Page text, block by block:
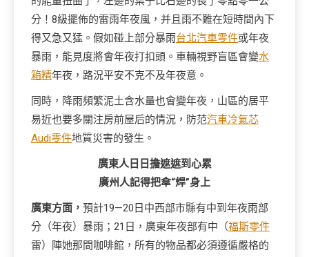
分！8級擺佈的雷雨年夜風，并且雨不難在短時間內下
得又急又猛。假如碰上部分暴雨台北汽車零件或年夜
暴雨，能見度將會年夜打扣頭。車輛視野盲區會變水
箱精年夜，路況平安不克不及年夜意。
同時，降雨頻繁泥土含水量也會變年夜，山區的居平
易近也要多關注房前屋后的情況，防范汽車冷氣芯
Audi零件地質災害的發生。
廣東人日日擔遮遮到心累
廣州人記得把傘“焊”身上
廣東方面， 預計19—20日中西部市縣有中到年夜雨部
分（年夜）暴雨；21日，廣東年夜部有中（福斯零件
雷）陣她那間咖啡館，所有的物品都必須遵循嚴格的